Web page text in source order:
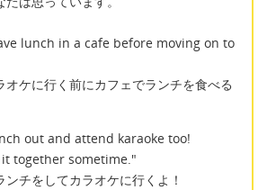
lunch in a cafe before moving on to
オケに行く前にカフェでランチを食べる
out and attend karaoke too!
together sometime."
チをしてカラオケに行くよ！